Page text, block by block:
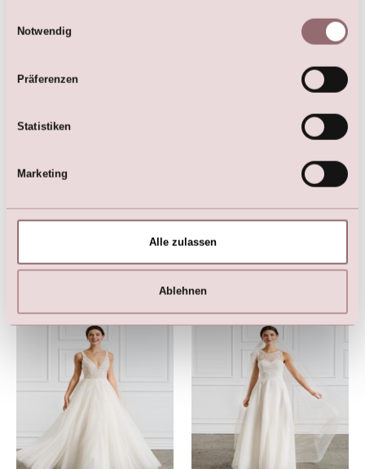
Notwendig
Präferenzen
Statistiken
Marketing
Alle zulassen
Ablehnen
Tüllrock
LILLY Brautkleid mit
und Tüllrock
€